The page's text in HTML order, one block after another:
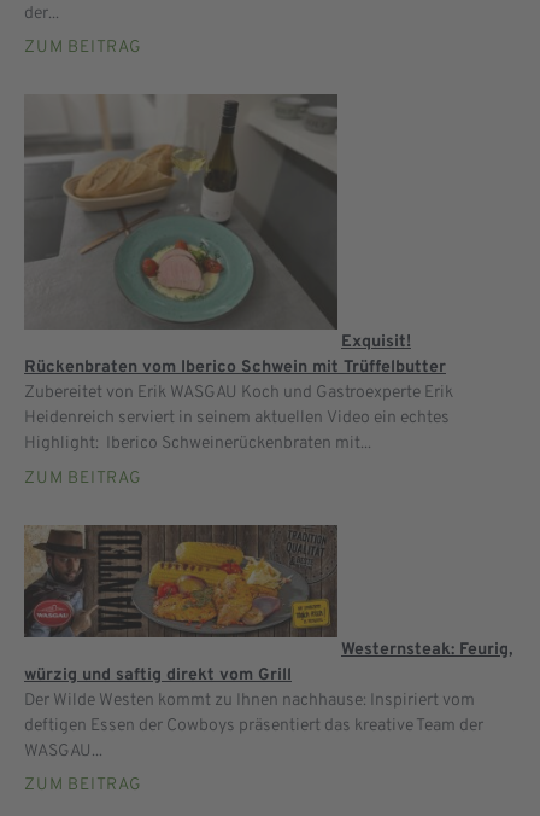
der...
ZUM BEITRAG
Exquisit!
Rückenbraten vom Iberico Schwein mit Trüffelbutter
Zubereitet von Erik WASGAU Koch und Gastroexperte Erik
Heidenreich serviert in seinem aktuellen Video ein echtes
Highlight: Iberico Schweinerückenbraten mit...
ZUM BEITRAG
Westernsteak: Feurig,
würzig und saftig direkt vom Grill
Der Wilde Westen kommt zu Ihnen nachhause: Inspiriert vom
deftigen Essen der Cowboys präsentiert das kreative Team der
WASGAU...
ZUM BEITRAG